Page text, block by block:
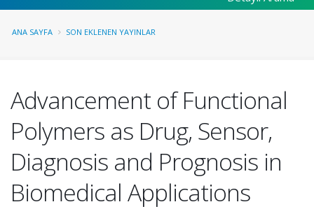
ANA SAYFA SON EKLENEN YAYINLAR
Advancement of Functional
Polymers as Drug, Sensor,
Diagnosis and Prognosis in
Biomedical Applications